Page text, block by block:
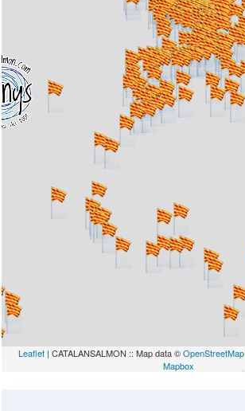
Leaflet | CATALANSALMON :: Map data ©OpenStreetMap
Mapbox